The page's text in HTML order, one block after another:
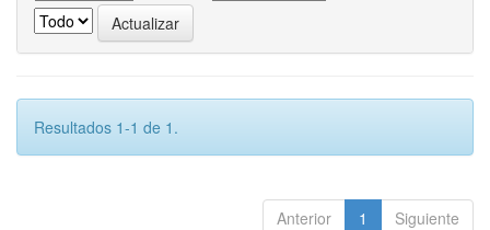
Resultados 1-1 de 1.
Anterior 1 Siguiente